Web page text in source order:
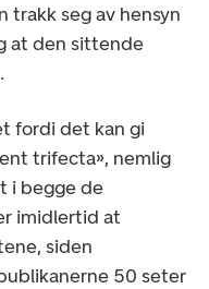
trakk seg av hensyn
at den sittende
fordi det kan gi
trifecta», nemlig
i begge de
imidlertid at
siden
50 seter